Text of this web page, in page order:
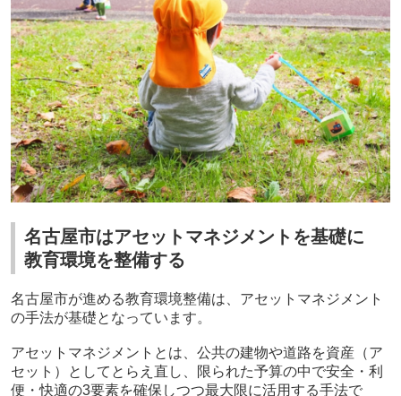
名古屋市はアセットマネジメントを基礎に
教育環境を整備する
名古屋市が進める教育環境整備は、アセットマネジメント
の手法が基礎となっています。
アセットマネジメントとは、公共の建物や道路を資産（ア
セット）としてとらえ直し、限られた予算の中で安全・利
便・快適の3要素を確保しつつ最大限に活用する手法で